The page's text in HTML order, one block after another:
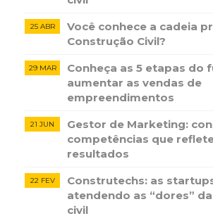
25 ABR
Você conhece a cadeia
Construção Civil?
29 MAR
Conheça as 5 etapas do
aumentar as vendas de
empreendimentos
21 JUN
Gestor de Marketing:
competências que
resultados
22 FEV
Construtechs: as
atendendo as “dores”
civil